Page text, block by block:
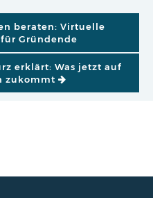
beraten: Virtuelle
Gründende
erklärt: Was jetzt auf
zukommt